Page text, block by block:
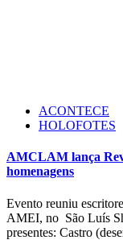
ACONTECE
HOLOFOTES
AMCLAM lança
homenagens
Evento reuniu
AMEI, no São Luís
presentes: Castro